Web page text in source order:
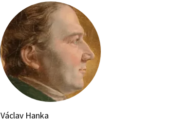
Václav Hanka